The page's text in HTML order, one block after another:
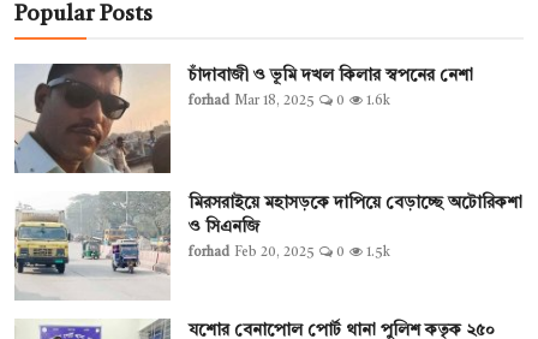
Popular Posts
চাঁদাবাজী ও ভূমি দখল কিলার স্বপনের নেশা
forhad Mar 18, 2025 0 1.6k
মিরসরাইয়ে মহাসড়কে দাপিয়ে বেড়াচ্ছে অটোরিকশা
ও সিএনজি
forhad Feb 20, 2025 0 1.5k
যশোর বেনাপোল পোর্ট থানা পুলিশ কতৃক ২৫০